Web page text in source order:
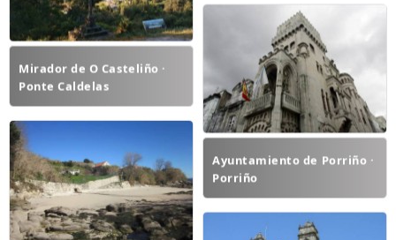
Mirador de O Casteliño ·
Ponte Caldelas
Ayuntamiento de Porriño ·
Porriño